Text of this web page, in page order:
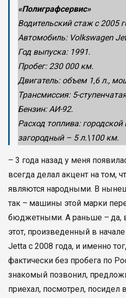
«Полиграфсервис»
Водительский стаж с 2005
Автомобиль: Volkswagen
Год выпуска: 1991.
Пробег: 230 000 км.
Двигатель: объем 1,6 л.,
Трансмиссия: 5-
Бензин: АИ-92.
Расход топлива:
загородный – 5 л.\100 км.
– 3 года назад у меня
всегда делал акцент на том,
являются народными. В
так – машины этой марки
бюджетными. А раньше – да,
этот, произведенный в
Jetta с 2008 года, и именно
фактически без пробега по
знакомый позвонил,
приехал, посмотрел, посидел